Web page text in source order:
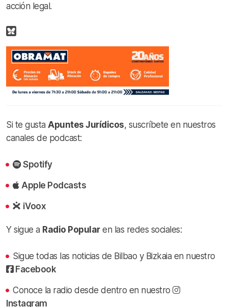
acción legal.
Si te gusta Apuntes Jurídicos, suscríbete en nuestros
canales de podcast:
Spotify
Apple Podcasts
iVoox
Y sigue a Radio Popularen las redes sociales:
Sigue todas las noticias de Bilbao y Bizkaia en nuestro
Facebook
Conoce la radio desde dentro en nuestro
Instagram